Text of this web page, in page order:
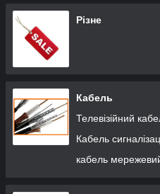
Різне
Кабель
Телевізійний
Кабель
кабель